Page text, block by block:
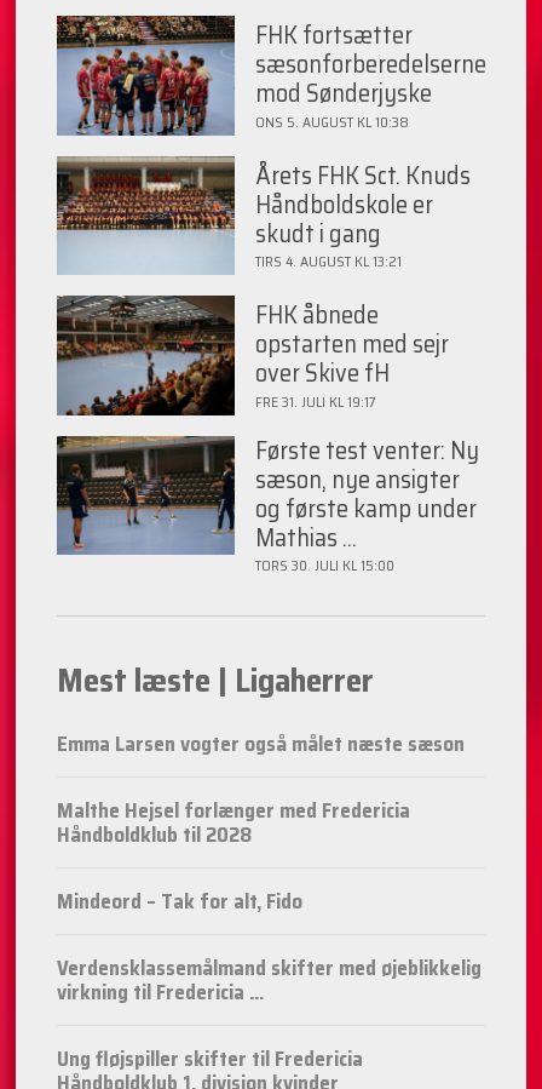
FHK fortsætter
sæsonforberedelserne
mod Sønderjyske
ONS 5. AUGUST KL 10:38
Årets FHK Sct. Knuds
Håndboldskole er
skudt i gang
TIRS 4. AUGUST KL 13:21
FHK åbnede
opstarten med sejr
over Skive fH
FRE 31. JULI KL 19:17
Første test venter: Ny
sæson, nye ansigter
og første kamp under
Mathias ...
TORS 30. JULI KL 15:00
Mest læste | Ligaherrer
Emma Larsen vogter også målet næste sæson
Malthe Hejsel forlænger med Fredericia
Håndboldklub til 2028
Mindeord – Tak for alt, Fido
Verdensklassemålmand skifter med øjeblikkelig
virkning til Fredericia ...
Ung fløjspiller skifter til Fredericia